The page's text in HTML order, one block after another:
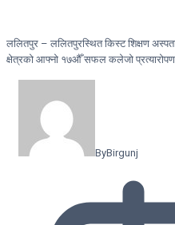
ललितपुर – ललितपुरस्थित किस्ट शिक्षण
क्षेत्रको आफ्नो १७औँ सफल कलेजो
ByBirgunj